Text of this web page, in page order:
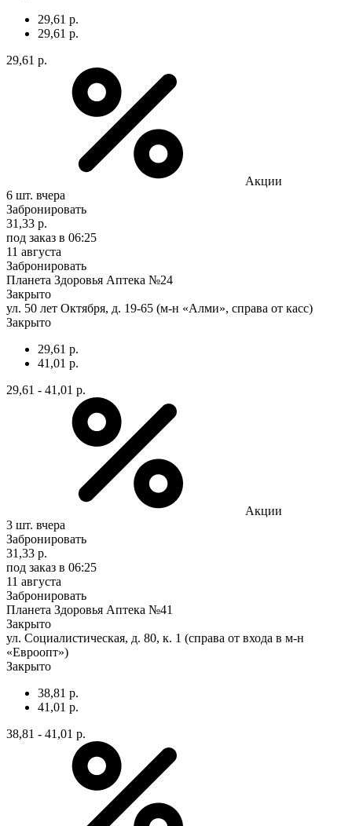
29,61 р.
29,61 р.
29,61 р.
Акции
6 шт. вчера
Забронировать
31,33 р.
под заказ в 06:25
11 августа
Забронировать
Планета Здоровья Аптека №24
Закрыто
ул. 50 лет Октября, д. 19-65 (м-н «Алми», справа от касс)
Закрыто
29,61 р.
41,01 р.
29,61 - 41,01 р.
Акции
3 шт. вчера
Забронировать
31,33 р.
под заказ в 06:25
11 августа
Забронировать
Планета Здоровья Аптека №41
Закрыто
ул. Социалистическая, д. 80, к. 1 (справа от входа в м-н
«Евроопт»)
Закрыто
38,81 р.
41,01 р.
38,81 - 41,01 р.